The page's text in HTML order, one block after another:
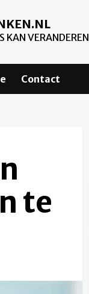
KAN VERANDEREN
Contact
te